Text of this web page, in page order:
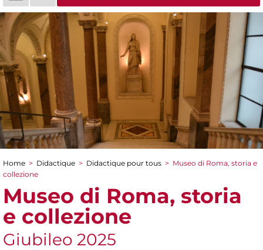
You are here
Home > Didactique > Didactique pour tous > Museo di Roma, storia e
collezione
Museo di Roma, storia
e collezione
Giubileo 2025